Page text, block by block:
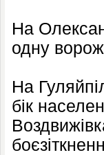
На
одну
На
бік